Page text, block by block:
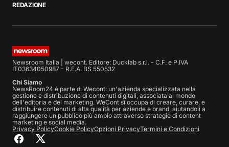
REDAZIONE
Newsroom Italia | wecont. Editore: Ducklab s.r.l. - C.F. e P.IVA
IT03634050987 - R.E.A. BS 550532
Chi Siamo
NewsRoom24 è parte di Wecont: un'azienda specializzata nella
gestione e distribuzione di contenuti digitali, associata al mondo
dell'editoria e del marketing. WeCont si occupa di creare, curare, e
distribuire contenuti di alta qualità per aziende e brand, aiutandoli a
raggiungere un pubblico più ampio attraverso strategie di content
marketing e social media.
Privacy PolicyCookie PolicyOpzioni PrivacyTermini e Condizioni